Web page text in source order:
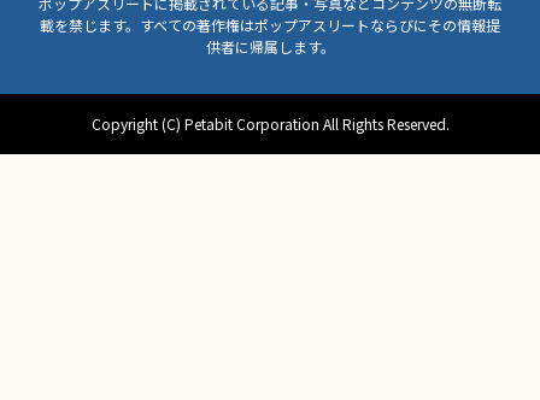
載を禁じます。すべての著作権はポップアスリートならびにその情報提
供者に帰属します。
Copyright (C) Petabit Corporation All Rights Reserved.